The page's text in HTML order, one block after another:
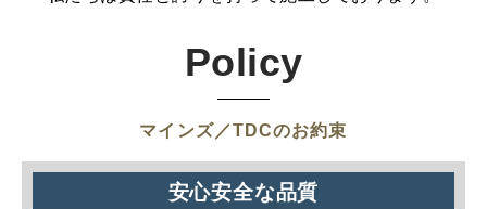
Policy
マインズ／TDCのお約束
安心安全な品質